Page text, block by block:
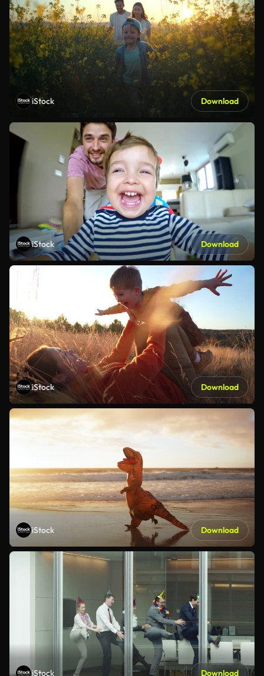
iStock Download
iStock Download
iStock Download
iStock Download
iStock Download